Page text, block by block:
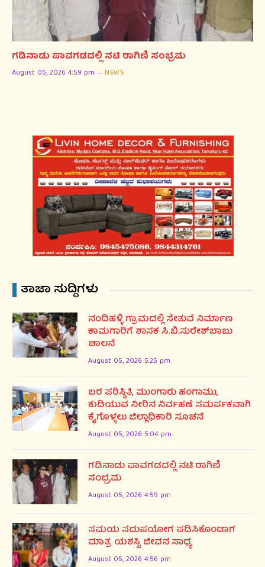
ಗಡಿನಾಡು ಪಾವಗಡದಲ್ಲಿ ನಟಿ ರಾಗಿಣಿ ಸಂಭ್ರಮ
August 05, 2026 4:59 pm NEWS
ತಾಜಾ ಸುದ್ಧಿಗಳು
ನಂದಿಹಳ್ಳಿ ಗ್ರಾಮದಲ್ಲಿ ಸೇತುವೆ ನಿರ್ಮಾಣ
ಕಾಮಗಾರಿಗೆ ಶಾಸಕ ಸಿ.ಬಿ.ಸುರೇಶ್‌ಬಾಬು
ಚಾಲನೆ
August 05, 2026 5:25 pm
ಬರ ಪರಿಸ್ಥಿತಿ, ಮುಂಗಾರು ಹಂಗಾಮು,
ಕುಡಿಯುವ ನೀರಿನ ನಿರ್ವಹಣೆ ಸಮರ್ಪಕವಾಗಿ
ಕೈಗೊಳ್ಳಲು ಜಿಲ್ಲಾಧಿಕಾರಿ ಸೂಚನೆ
August 05, 2026 5:04 pm
ಗಡಿನಾಡು ಪಾವಗಡದಲ್ಲಿ ನಟಿ ರಾಗಿಣಿ
ಸಂಭ್ರಮ
August 05, 2026 4:59 pm
ಸಮಯ ಸದುಪಯೋಗ ಪಡಿಸಿಕೊಂಡಾಗ
ಮಾತ್ರ ಯಶಸ್ವಿ ಜೀವನ ಸಾಧ್ಯ
August 05, 2026 4:56 pm